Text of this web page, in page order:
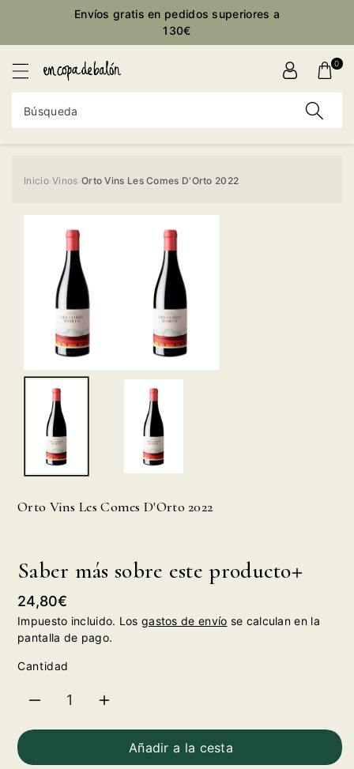
Envíos gratis en pedidos superiores a
130€
Búsqueda
0
Inicio›Vinos Orto Vins Les Comes D'Orto 2022
producto
Orto Vins Les Comes D'Orto 2022
Saber más sobre este producto
Precio
habitual
24,80€
Impuesto incluido. Los gastos de envío se calculan en la
pantalla de pago.
Cantidad
cantidad
Añadir a la cesta